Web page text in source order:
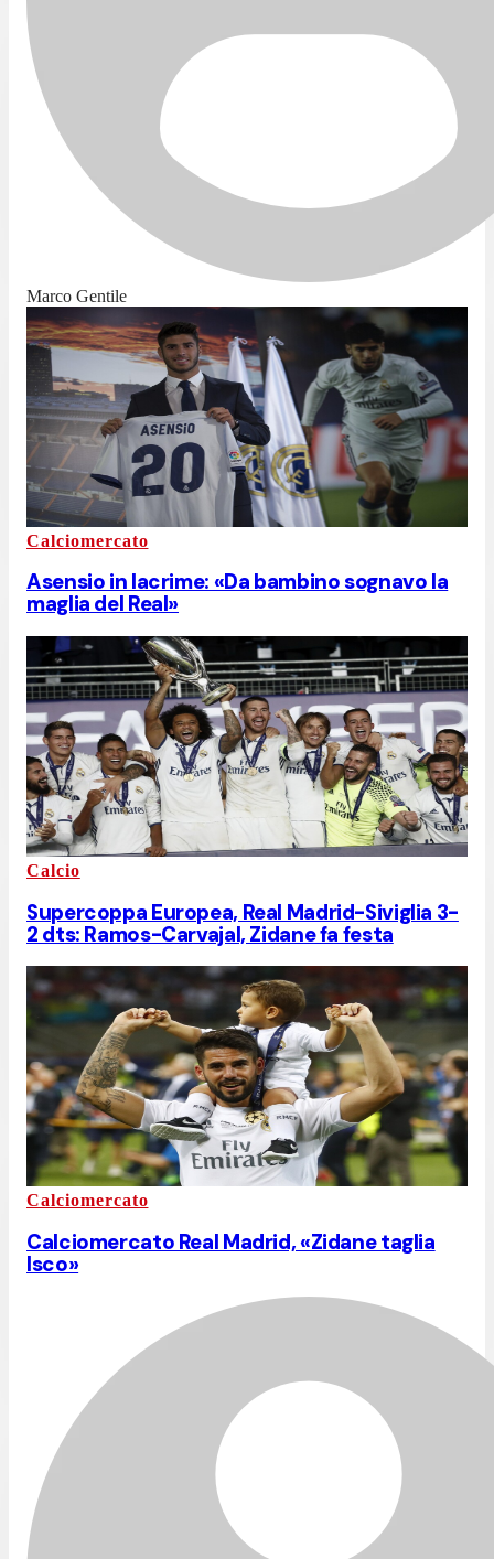
Marco Gentile
Calciomercato
Asensio in lacrime: «Da bambino sognavo la
maglia del Real»
Calcio
Supercoppa Europea, Real Madrid-Siviglia 3-
2 dts: Ramos-Carvajal, Zidane fa festa
Calciomercato
Calciomercato Real Madrid, «Zidane taglia
Isco»